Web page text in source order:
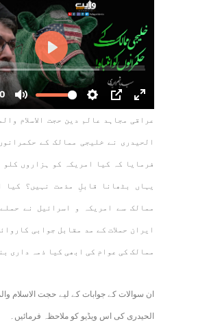
عراقی مجاہد عالم دین حجت الاسلام
الحیدری نے خلیجی ممالک کے
فرمایا کہ کیا امریکہ کو ہزاروں کلو
یہاں بٹھانا قابلِ مذمت نہیں؟ کیا
ممالک سے امریکہ و اسرائیل نے
ایران حملات کے مد مقابل جوابی
ممالک کی عوام کی ابھی کیا ذمہ داری
ان سوالات کے جوابات کے لیے حجت الاسلام
الحیدری کی اس ویڈیو کو ملاحظہ فرمائیں۔